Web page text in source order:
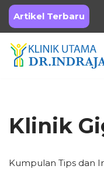
Skip
to
content
Artikel Terbaru
Klinik
Kumpulan Tips dan